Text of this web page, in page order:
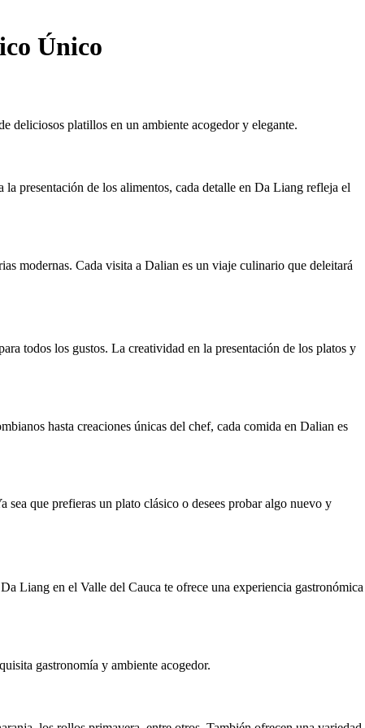
Único
deliciosos platillos en un ambiente acogedor y elegante.
presentación de los alimentos, cada detalle en Da Liang refleja el
modernas. Cada visita a Dalian es un viaje culinario que deleitará
todos los gustos. La creatividad en la presentación de los platos y
hasta creaciones únicas del chef, cada comida en Dalian es
que prefieras un plato clásico o desees probar algo nuevo y
Liang en el Valle del Cauca te ofrece una experiencia gastronómica
gastronomía y ambiente acogedor.